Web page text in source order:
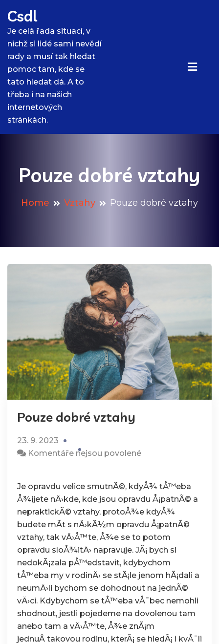
to
content
Csdl
Je celá řada situací, v
nichž si lidé sami nevědí
rady a musí tak hledat
pomoc tam, kde se
tato hledat dá. A to
třeba i na našich
internetových
stránkách.
Pouze dobré vztahy
Home Vztahy Pouze dobré vztahy
Pouze dobré vztahy
23. 9. 2023
Komentáře nejsou povolenéu
názvem
Pouze
dobré
vztahy
Je opravdu velice smutnÃ©, kdyÅ¾ tÅ™eba
Å¾ijete nÄ›kde, kde jsou opravdu Å¡patnÃ© a
nepraktickÃ© vztahy, protoÅ¾e kdyÅ¾
budete mÃ­t s nÄ›kÃ½m opravdu Å¡patnÃ©
vztahy, tak vÄ›Å™te, Å¾e se to potom
opravdu sloÅ¾itÄ› napravuje. JÃ¡ bych si
nedokÃ¡zala pÅ™edstavit, kdybychom
tÅ™eba my v rodinÄ› se stÃ¡le jenom hÃ¡dali a
neumÄ›li bychom se dohodnout na jednÃ©
vÄ›ci. Kdybychom se tÅ™eba vÅ¯bec nemohli
shodnout, jestli pojedeme na dovolenou tam
anebo tam a vÄ›Å™te, Å¾e znÃ¡m
jednuÂ takovou rodinu, kterÃ¡ se hledÃ¡ i kvÅ¯li